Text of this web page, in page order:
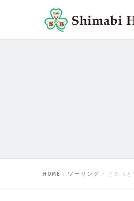
HOME ツーリング ぐるっと